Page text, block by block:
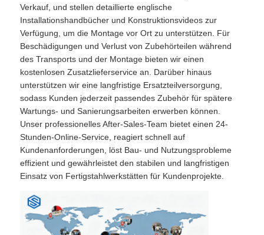
Verkauf, und stellen detaillierte englische
Installationshandbücher und Konstruktionsvideos zur
Verfügung, um die Montage vor Ort zu unterstützen. Für
Beschädigungen und Verlust von Zubehörteilen während
des Transports und der Montage bieten wir einen
kostenlosen Zusatzlieferservice an. Darüber hinaus
unterstützen wir eine langfristige Ersatzteilversorgung,
sodass Kunden jederzeit passendes Zubehör für spätere
Wartungs- und Sanierungsarbeiten erwerben können.
Unser professionelles After-Sales-Team bietet einen 24-
Stunden-Online-Service, reagiert schnell auf
Kundenanforderungen, löst Bau- und Nutzungsprobleme
effizient und gewährleistet den stabilen und langfristigen
Einsatz von Fertigstahlwerkstätten für Kundenprojekte.